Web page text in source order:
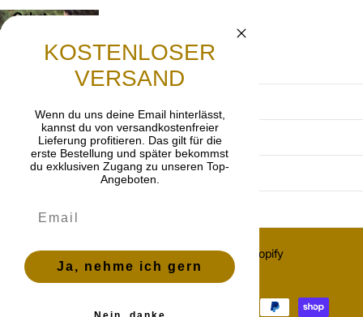
Gebet
Lasst uns beten, dass die frohe Botschaft von
Jesus Christus weitergetragen wird.
Privacy Policy
imprint
Cancellation policy
©2026OnlyGrace, Powered by Shopify
ES (EUR €) Menu Menu
KOSTENLOSER
VERSAND
Wenn du uns deine Email hinterlässt,
kannst du von versandkostenfreier
Lieferung profitieren. Das gilt für die
erste Bestellung und später bekommst
du exklusiven Zugang zu unseren Top-
Angeboten.
Ja, nehme ich gern